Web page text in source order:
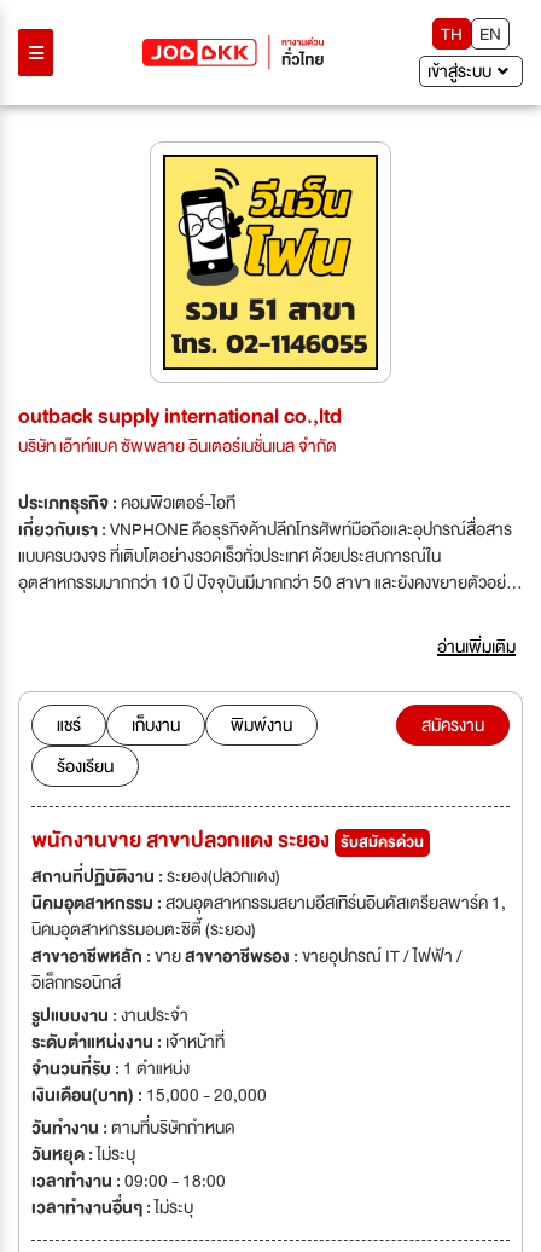
TH
EN
เข้าสู่ระบบ
outback supply international co.,ltd
บริษัท เอ๊าท์เเบค ซัพพลาย อินเตอร์เนชั่นเนล จำกัด
ประเภทธุรกิจ :คอมพิวเตอร์-ไอที
เกี่ยวกับเรา :VNPHONE คือธุรกิจค้าปลีกโทรศัพท์มือถือและอุปกรณ์สื่อสาร
แบบครบวงจร ที่เติบโตอย่างรวดเร็วทั่วประเทศ ด้วยประสบการณ์ใน
อุตสาหกรรมมากกว่า 10 ปี ปัจจุบันมีมากกว่า 50 สาขา และยังคงขยายตัวอย่าง
บริการให้คำปรึกษาอย่างมืออาชีพ เพื่อให้ลูกค้าสามารถเข้าถึงสมาร์ตโฟนรุ่น
สินค้าครบทุกรุ่น ทุกแบรนด์ชั้นนำ ✅ ระบบอนุมัติรวดเร็ว โปร่งใส และเป็นธรรม
✅ มีทีมงานมืออาชีพดูแลลูกค้าอย่างใกล้ชิด ✅ องค์กรเติบโตต่อเนื่อง พร้อม
โอกาสก้าวหน้าในสายงาน วัฒนธรรมองค์กร VNPHONE ให้ความสำคัญกับ
“คน” เป็นหัวใจของความสำเร็จ เราสร้างสภาพแวดล้อมการทำงานที่: สนับสนุน
การเรียนรู้และพัฒนาทักษะอย่างต่อเนื่อง เปิดโอกาสให้เติบโตตามความสามารถ
ทำงานเป็นทีม มีเป้าหมายร่วมกัน มุ่งเน้นความซื่อสัตย์ โปร่งใส และรับผิดชอบ
วิสัยทัศน์ของเรา มุ่งสู่การเป็นผู้นำด้านธุรกิจโทรศัพท์มือถือระบบผ่อนชำระที่เข้า
ถึงง่ายที่สุดในประเทศไทย พร้อมพัฒนาระบบบริหารจัดการให้ทันสมัย รองรับ
การเติบโตระดับประเทศ หากคุณกำลังมองหาองค์กรที่ เติบโตเร็ว มั่นคง และมี
โอกาสก้าวหน้า VNPHONE ยินดีต้อนรับคนรุ่นใหม่ที่พร้อมเติบโตไปด้วยกัน
????
อ่านเพิ่มเติม
แชร์ เก็บงาน
พิมพ์งาน
ร้องเรียน
สมัครงาน
พนักงานขาย สาขาปลวกแดง ระยอง รับสมัครด่วน
สถานที่ปฏิบัติงาน :ระยอง(ปลวกแดง)
นิคมอุตสาหกรรม :สวนอุตสาหกรรมสยามอีสเทิร์นอินดัสเตรียลพาร์ค 1,
นิคมอุตสาหกรรมอมตะซิตี้ (ระยอง)
สาขาอาชีพหลัก :ขายสาขาอาชีพรอง :ขายอุปกรณ์ IT / ไฟฟ้า /
อิเล็กทรอนิกส์
รูปแบบงาน :งานประจำ
ระดับตำแหน่งงาน : เจ้าหน้าที่
จำนวนที่รับ : 1 ตำแหน่ง
เงินเดือน(บาท) : 15,000 - 20,000
วันทำงาน :ตามที่บริษัทกำหนด
วันหยุด :ไม่ระบุ
เวลาทำงาน :09:00 - 18:00
เวลาทำงานอื่นๆ :ไม่ระบุ